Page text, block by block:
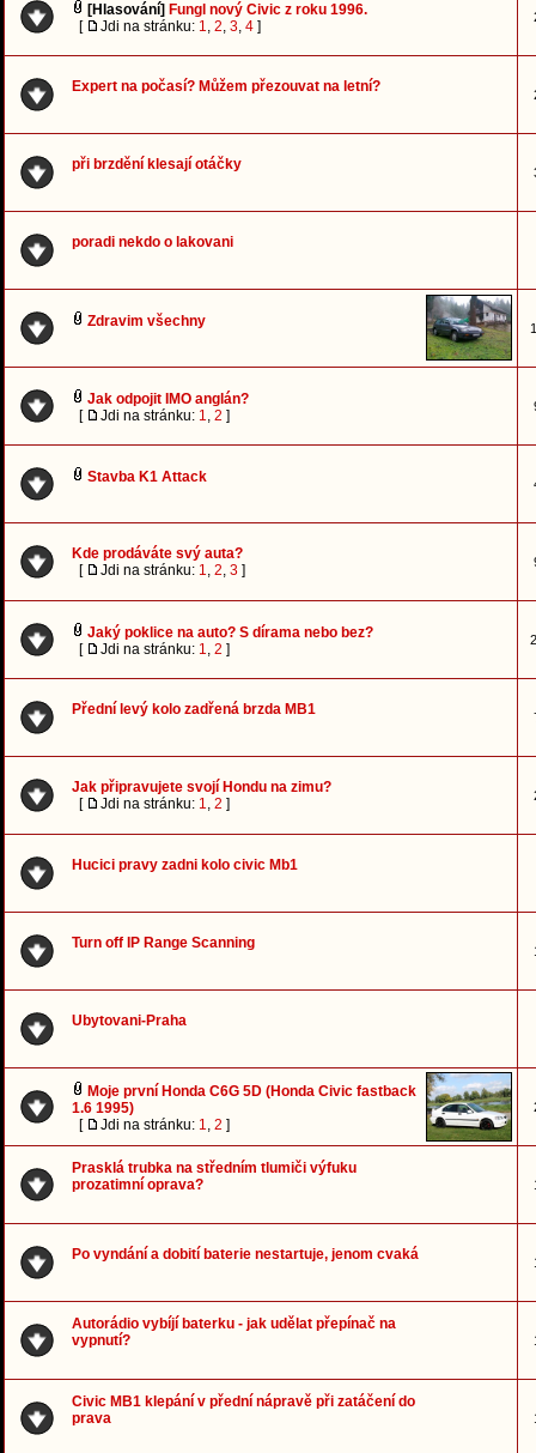
[Hlasování] Fungl nový Civic z roku 1996.
[
Jdi na stránku: 1, 2, 3, 4 ]
Expert na počasí? Můžem přezouvat na letní?
při brzdění klesají otáčky
poradi nekdo o lakovani
Zdravim všechny
Jak odpojit IMO anglán?
[
Jdi na stránku: 1, 2 ]
Stavba K1 Attack
Kde prodáváte svý auta?
[
Jdi na stránku: 1, 2, 3 ]
Jaký poklice na auto? S dírama nebo bez?
[
Jdi na stránku: 1, 2 ]
Přední levý kolo zadřená brzda MB1
Jak připravujete svojí Hondu na zimu?
[
Jdi na stránku: 1, 2 ]
Hucici pravy zadni kolo civic Mb1
Turn off IP Range Scanning
Ubytovani-Praha
Moje první Honda C6G 5D (Honda Civic fastback
1.6 1995)
[
Jdi na stránku: 1, 2 ]
Prasklá trubka na středním tlumiči výfuku
prozatimní oprava?
Po vyndání a dobití baterie nestartuje, jenom cvaká
Autorádio vybíjí baterku - jak udělat přepínač na
vypnutí?
Civic MB1 klepání v přední nápravě při zatáčení do
prava